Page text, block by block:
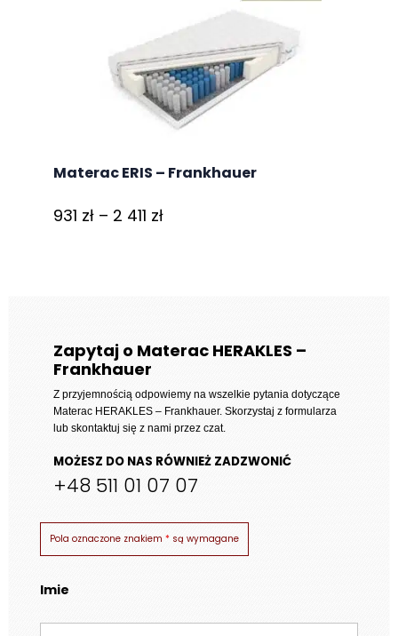
749 zł
Materac ERIS – Frankhauer
931 zł – 2 411 złZakres
2
Zapytaj o Materac HERAKLES –
Frankhauer
Z przyjemnością odpowiemy na wszelkie pytania dotyczące
Materac HERAKLES – Frankhauer. Skorzystaj z formularza
lub skontaktuj się z nami przez czat.
MOŻESZ DO NAS RÓWNIEŻ ZADZWONIĆ
+48 511 01 07 07
Pola oznaczone znakiem * są wymagane
Imie